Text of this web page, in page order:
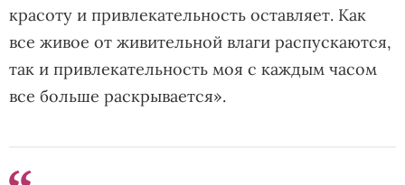
красоту и привлекательность оставляет. Как
все живое от живительной влаги распускаются,
так и привлекательность моя с каждым часом
все больше раскрывается».